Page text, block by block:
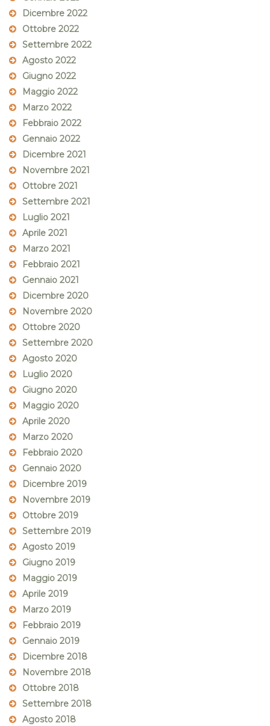
Dicembre 2022
Ottobre 2022
Settembre 2022
Agosto 2022
Giugno 2022
Maggio 2022
Marzo 2022
Febbraio 2022
Gennaio 2022
Dicembre 2021
Novembre 2021
Ottobre 2021
Settembre 2021
Luglio 2021
Aprile 2021
Marzo 2021
Febbraio 2021
Gennaio 2021
Dicembre 2020
Novembre 2020
Ottobre 2020
Settembre 2020
Agosto 2020
Luglio 2020
Giugno 2020
Maggio 2020
Aprile 2020
Marzo 2020
Febbraio 2020
Gennaio 2020
Dicembre 2019
Novembre 2019
Ottobre 2019
Settembre 2019
Agosto 2019
Giugno 2019
Maggio 2019
Aprile 2019
Marzo 2019
Febbraio 2019
Gennaio 2019
Dicembre 2018
Novembre 2018
Ottobre 2018
Settembre 2018
Agosto 2018